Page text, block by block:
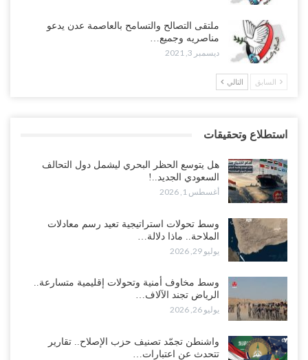
ملتقى التصالح والتسامح بالعاصمة عدن يدعو
مناصريه وجميع…
ديسمبر 3, 2021
السابق التالي
استطلاع وتحقيقات
هل يتوسع الحظر البحري ليشمل دول التحالف
السعودي الجديد..!
أغسطس 1, 2026
وسط تحولات استراتيجية تعيد رسم معادلات
الملاحة.. ماذا دلالة…
يوليو 29, 2026
وسط مخاوف أمنية وتحولات إقليمية متسارعة..
الرياض تجند الآلاف…
يوليو 26, 2026
واشنطن تجمّد تصنيف حزب الإصلاح.. تقارير
تتحدث عن اعتبارات…